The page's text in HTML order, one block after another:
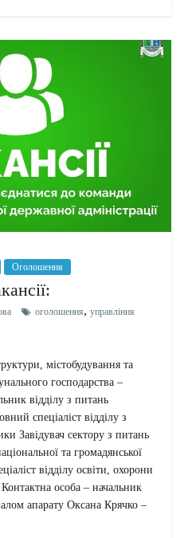
Оголошення
оголошення,управління
містобудування та
господарства –
відділу з питань
спеціаліст відділу з
Завідувач сектору з питань
та громадянської
відділу освіти, охорони
особа – начальник
апарату Оксана Крячко –